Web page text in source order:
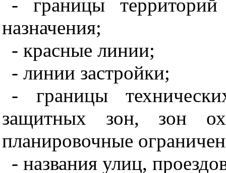
- границы территорий
назначения;
- красные линии;
- линии застройки;
- границы
защитных зон, зон
планировочные
- названия улиц,